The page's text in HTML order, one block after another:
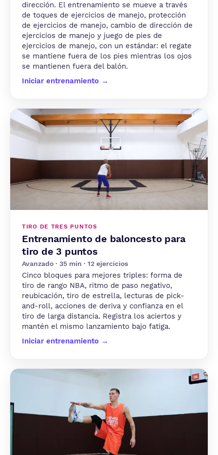
dirección. El entrenamiento se mueve a través
de toques de ejercicios de manejo, protección
de ejercicios de manejo, cambio de dirección de
ejercicios de manejo y juego de pies de
ejercicios de manejo, con un estándar: el regate
se mantiene fuera de los pies mientras los ojos
se mantienen fuera del balón.
Iniciar entrenamiento →
TIRO DE TRES PUNTOS
Entrenamiento de baloncesto para
tiro de 3 puntos
Avanzado · 35 min · 12 ejercicios
Cinco bloques para mejores triples: forma de
tiro de rango NBA, ritmo de paso negativo,
reubicación, tiro de estrella, lecturas de pick-
and-roll, acciones de deriva y confianza en el
tiro de larga distancia. Registra los aciertos y
mantén el mismo lanzamiento bajo fatiga.
Iniciar entrenamiento →